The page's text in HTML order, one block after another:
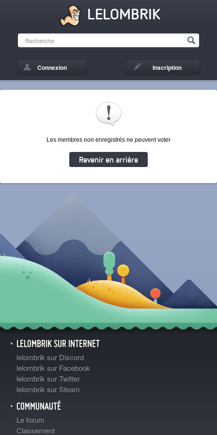
LELOMBRIK
Connexion Inscription
Les membres non enregistrés ne peuvent voter
Revenir en arrière
LELOMBRIK SUR INTERNET
lelombrik sur Discord
lelombrik sur Facebook
lelombrik sur Twitter
lelombrik sur Steam
COMMUNAUTÉ
Le forum
Classement